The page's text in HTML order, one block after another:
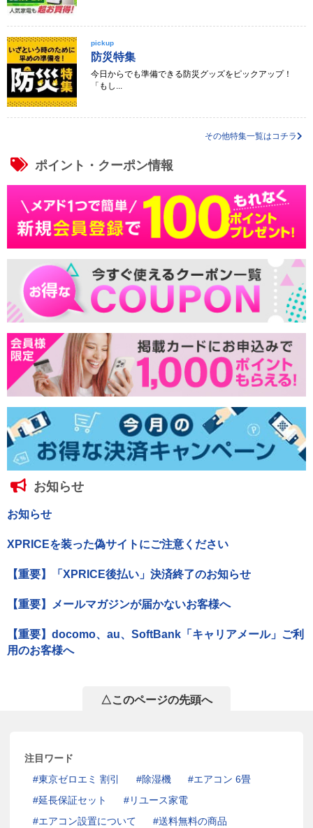
pickup
防災特集
今日からでも準備できる防災グッズをピックアップ！
「もし...
その他特集一覧はコチラ
ポイント・クーポン情報
お知らせ
お知らせ
XPRICEを装った偽サイトにご注意ください
【重要】「XPRICE後払い」決済終了のお知らせ
【重要】メールマガジンが届かないお客様へ
【重要】docomo、au、SoftBank「キャリアメール」ご利
用のお客様へ
△このページの先頭へ
注目ワード
東京ゼロエミ 割引
除湿機
エアコン 6畳
延長保証セット
リユース家電
エアコン設置について
送料無料の商品